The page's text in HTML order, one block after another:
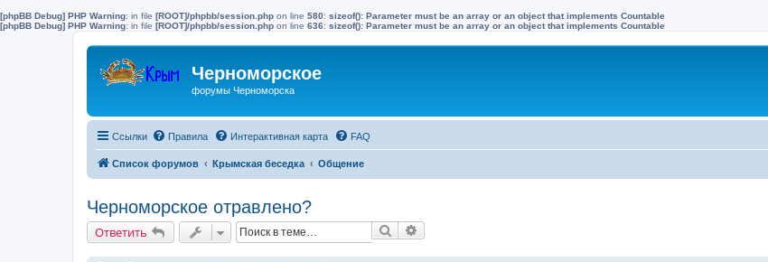
[phpBB Debug] PHP Warning: in file [ROOT]/phpbb/session.php on line 580: sizeof(): Parameter must be an array or an object that implements Countable
[phpBB Debug] PHP Warning: in file [ROOT]/phpbb/session.php on line 636: sizeof(): Parameter must be an array or an object that implements Countable
Черноморское
форумы Черноморска
Ссылки Правила Интерактивная карта FAQ
Список форумов Крымская беседка Общение
Черноморское отравлено?
Ответить Поиск